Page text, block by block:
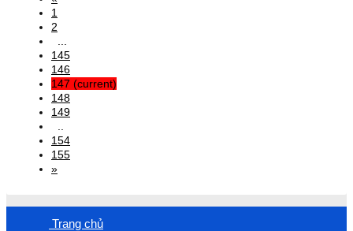
1
2
145
146
147 (current)
148
149
154
155
»
Trang chủ